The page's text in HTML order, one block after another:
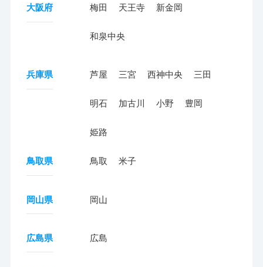
大阪府 梅田 天王寺 新金岡
和泉中央
兵庫県 芦屋 三宮 西神中央 三田
明石 加古川 小野 豊岡
姫路
鳥取県 鳥取 米子
岡山県 岡山
広島県 広島